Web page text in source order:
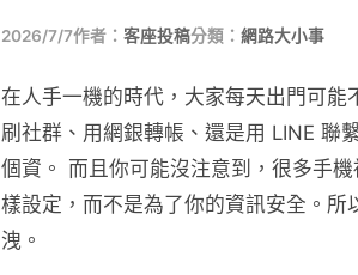
2026/7/7作者： 客座投稿分類： 網路大小事
在人手一機的時代，大家每天出門可
刷社群、用網銀轉帳、還是用 LINE 聯
個資。 而且你可能沒注意到，很多手
樣設定，而不是為了你的資訊安全。
洩。